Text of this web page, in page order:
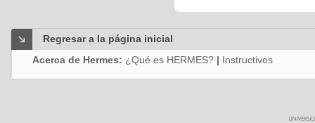
Regresar a la página inicial
Acerca de Hermes: ¿Qué es HERMES? | Instructivos